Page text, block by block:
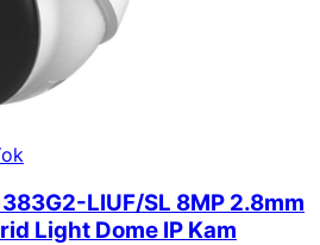
LIUF/SL 8MP 2.8mm
Light Dome IP Kam